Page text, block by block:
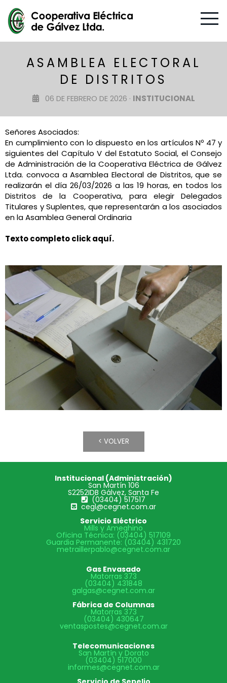
ASAMBLEA ELECTORAL
DE DISTRITOS
06 DE FEBRERO DE 2026 · INSTITUCIONAL
Señores Asociados:
En cumplimiento con lo dispuesto en los artículos Nº 47 y
siguientes del Capítulo V del Estatuto Social, el Consejo
de Administración de la Cooperativa Eléctrica de Gálvez
Ltda. convoca a Asamblea Electoral de Distritos, que se
realizarán el día 26/03/2026 a las 19 horas, en todos los
Distritos de la Cooperativa, para elegir Delegados
Titulares y Suplentes, que representarán a los asociados
en la Asamblea General Ordinaria
Texto completo click aquí.
Institucional (Administración)
San Martín 106
S2252IDB Gálvez, Santa Fe
(03404) 517517
cegl@cegnet.com.ar
Servicio Eléctrico
Mills y Ameghino
Oficina Técnica: (03404) 517109
Guardia Permanente: (03404) 431720
metraillerpablo@cegnet.com.ar
Gas Envasado
Matorras 373
(03404) 431848
galgas@cegnet.com.ar
Fábrica de Columnas
Matorras 373
(03404) 430647
ventaspostes@cegnet.com.ar
Telecomunicaciones
San Martín y Dorato
(03404) 517000
informes@cegnet.com.ar